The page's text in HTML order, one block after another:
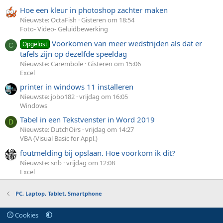
Hoe een kleur in photoshop zachter maken
Nieuwste: OctaFish
Gisteren om 18:54
Foto- Video- Geluidbewerking
C Opgelost Voorkomen van meer wedstrijden als dat er
tafels zijn op dezelfde speeldag
Nieuwste: Carembole Gisteren om 15:06
Excel
printer in windows 11 installeren
Nieuwste: jobo182 vrijdag om 16:05
Windows
D Tabel in een Tekstvenster in Word 2019
Nieuwste: DutchOirs vrijdag om 14:27
VBA (Visual Basic for Appl.)
foutmelding bij opslaan. Hoe voorkom ik dit?
Nieuwste: snb vrijdag om 12:08
Excel
PC, Laptop, Tablet, Smartphone
Cookies